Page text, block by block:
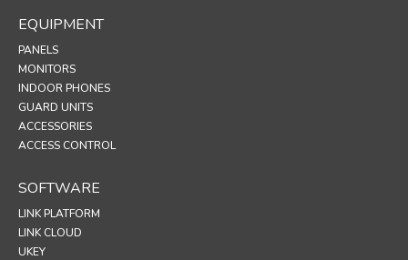
EQUIPMENT
PANELS
MONITORS
INDOOR PHONES
GUARD UNITS
ACCESSORIES
ACCESS CONTROL
SOFTWARE
LINK PLATFORM
LINK CLOUD
UKEY